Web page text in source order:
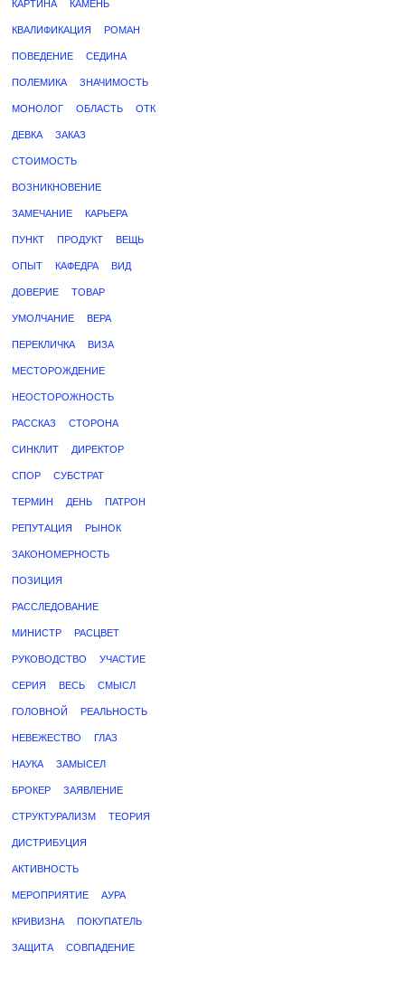
КАРТИНА КАМЕНЬ
КВАЛИФИКАЦИЯ РОМАН
ПОВЕДЕНИЕ СЕДИНА
ПОЛЕМИКА ЗНАЧИМОСТЬ
МОНОЛОГ ОБЛАСТЬ ОТК
ДЕВКА ЗАКАЗ
СТОИМОСТЬ
ВОЗНИКНОВЕНИЕ
ЗАМЕЧАНИЕ КАРЬЕРА
ПУНКТ ПРОДУКТ ВЕЩЬ
ОПЫТ КАФЕДРА ВИД
ДОВЕРИЕ ТОВАР
УМОЛЧАНИЕ ВЕРА
ПЕРЕКЛИЧКА ВИЗА
МЕСТОРОЖДЕНИЕ
НЕОСТОРОЖНОСТЬ
РАССКАЗ СТОРОНА
СИНКЛИТ ДИРЕКТОР
СПОР СУБСТРАТ
ТЕРМИН ДЕНЬ ПАТРОН
РЕПУТАЦИЯ РЫНОК
ЗАКОНОМЕРНОСТЬ
ПОЗИЦИЯ
РАССЛЕДОВАНИЕ
МИНИСТР РАСЦВЕТ
РУКОВОДСТВО УЧАСТИЕ
СЕРИЯ ВЕСЬ СМЫСЛ
ГОЛОВНОЙ РЕАЛЬНОСТЬ
НЕВЕЖЕСТВО ГЛАЗ
НАУКА ЗАМЫСЕЛ
БРОКЕР ЗАЯВЛЕНИЕ
СТРУКТУРАЛИЗМ ТЕОРИЯ
ДИСТРИБУЦИЯ
АКТИВНОСТЬ
МЕРОПРИЯТИЕ АУРА
КРИВИЗНА ПОКУПАТЕЛЬ
ЗАЩИТА СОВПАДЕНИЕ